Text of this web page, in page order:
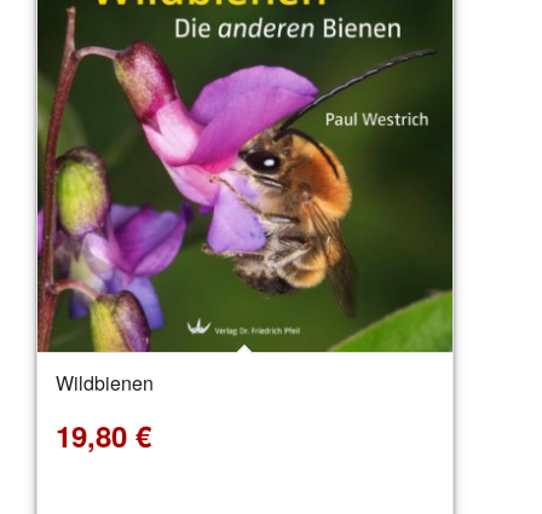
Wildbienen
19,80 €